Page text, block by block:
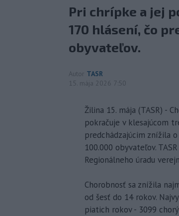
Pri chrípke a jej
170 hlásení, čo
obyvateľov.
Autor TASR
15. mája 2026 7:50
Žilina 15. mája (TASR) -
pokračuje v klesajúcom
predchádzajúcim znížila
100.000 obyvateľov.
Regionálneho úradu
Chorobnosť sa znížila
od šesť do 14 rokov.
piatich rokov - 3099